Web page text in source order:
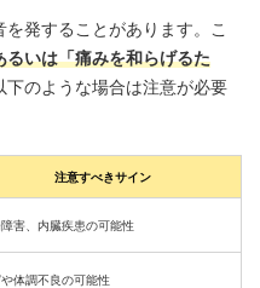
発することがあります。こ
いは「痛みを和らげるた
下のような場合は注意が必要
注意すべきサイン
害、内臓疾患の可能性
体調不良の可能性